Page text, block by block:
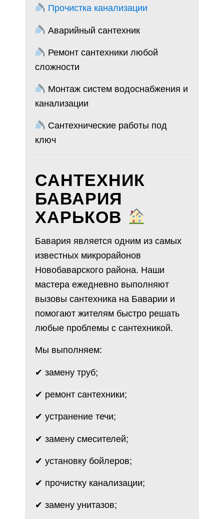
Прочистка канализации
Аварийный сантехник
Ремонт сантехники любой
сложности
Монтаж систем водоснабжения и
канализации
Сантехнические работы под
ключ
САНТЕХНИК
БАВАРИЯ
ХАРЬКОВ
Бавария является одним из самых
известных микрорайонов
Новобаварского района. Наши
мастера ежедневно выполняют
вызовы сантехника на Баварии и
помогают жителям быстро решать
любые проблемы с сантехникой.
Мы выполняем:
✔ замену труб;
✔ ремонт сантехники;
✔ устранение течи;
✔ замену смесителей;
✔ установку бойлеров;
✔ прочистку канализации;
✔ замену унитазов;